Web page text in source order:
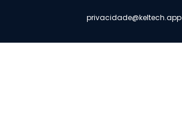
privacidade@keltech.app